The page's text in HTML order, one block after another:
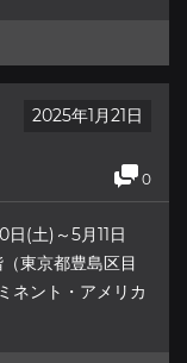
2025年1月21日
0
(土)～5月11日
東京都豊島区目
ネント・アメリカ